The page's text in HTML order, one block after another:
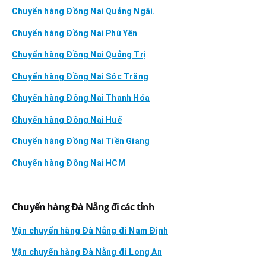
Chuyển hàng Đồng Nai Quảng Ngãi.
Chuyển hàng Đồng Nai Phú Yên
Chuyển hàng Đồng Nai Quảng Trị
Chuyển hàng Đồng Nai Sóc Trăng
Chuyển hàng Đồng Nai Thanh Hóa
Chuyển hàng Đồng Nai Huế
Chuyển hàng Đồng Nai Tiền Giang
Chuyển hàng Đồng Nai HCM
Chuyển hàng Đà Nẵng đi các tỉnh
Vận chuyển hàng Đà Nẵng đi Nam Định
Vận chuyển hàng Đà Nẵng đi Long An